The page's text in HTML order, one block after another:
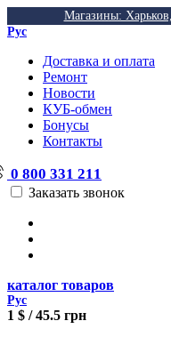
Магазины:
Рус
Доставка и оплата
Ремонт
Новости
КУБ-обмен
Бонусы
Контакты
0 800 331 211
Заказать звонок
каталог товаров
Рус
1 $ / 45.5 грн